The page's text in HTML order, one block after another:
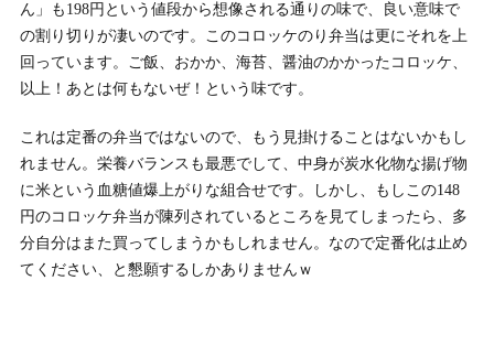
ん」も198円という値段から想像される通りの味で、良い意味で
の割り切りが凄いのです。このコロッケのり弁当は更にそれを上
回っています。ご飯、おかか、海苔、醤油のかかったコロッケ、
以上！あとは何もないぜ！という味です。
これは定番の弁当ではないので、もう見掛けることはないかもし
れません。栄養バランスも最悪でして、中身が炭水化物な揚げ物
に米という血糖値爆上がりな組合せです。しかし、もしこの148
円のコロッケ弁当が陳列されているところを見てしまったら、多
分自分はまた買ってしまうかもしれません。なので定番化は止め
てください、と懇願するしかありませんｗ